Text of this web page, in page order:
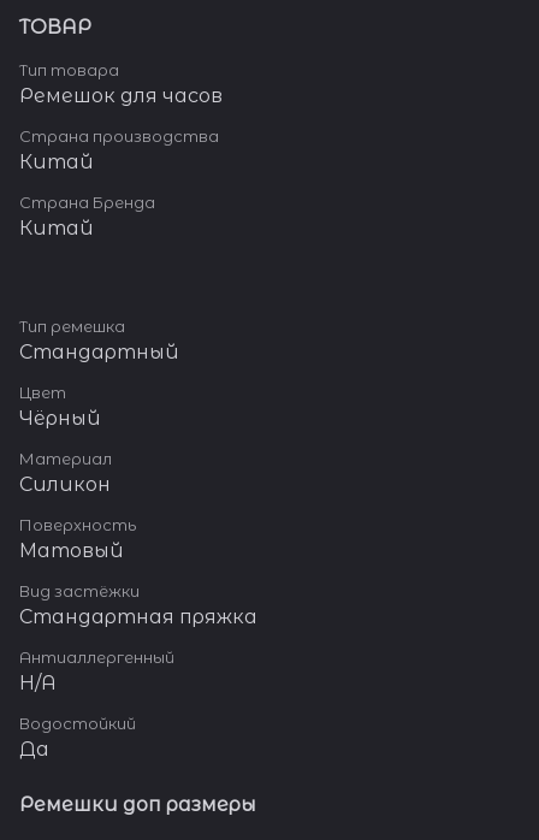
ТОВАР
Тип товара
Ремешок для часов
Страна производства
Китай
Страна Бренда
Китай
Тип ремешка
Стандартный
Цвет
Чёрный
Материал
Силикон
Поверхность
Матовый
Вид застёжки
Стандартная пряжка
Антиаллергенный
Н/А
Водостойкий
Да
Ремешки доп размеры